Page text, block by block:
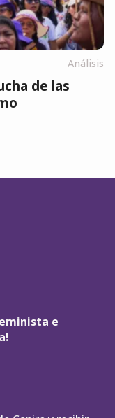
Análisis
de las
e